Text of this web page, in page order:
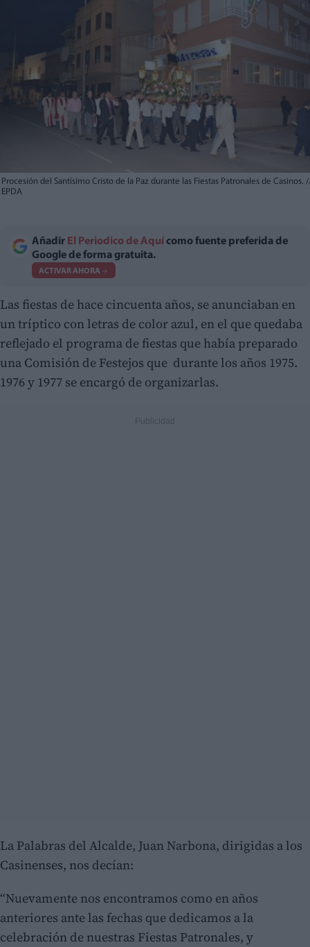
Procesión del Santísimo Cristo de la Paz durante las Fiestas Patronales de Casinos.
EPDA
Añadir El Periodico de Aquí como fuente preferida de
Google de forma gratuita.
ACTIVAR AHORA
Las fiestas de hace cincuenta años, se anunciaban en
un tríptico con letras de color azul, en el que quedaba
reflejado el programa de fiestas que había preparado
una Comisión de Festejos que durante los años 1975.
1976 y 1977 se encargó de organizarlas.
La Palabras del Alcalde, Juan Narbona, dirigidas a los
Casinenses, nos decían:
“Nuevamente nos encontramos como en años
anteriores ante las fechas que dedicamos a la
celebración de nuestras Fiestas Patronales, y